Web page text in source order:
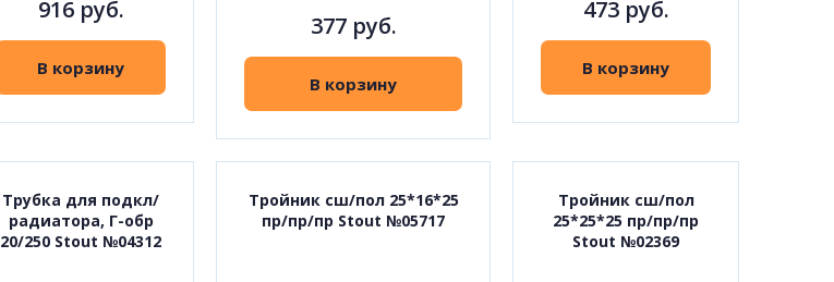
916 руб.
В корзину
377 руб.
В корзину
473 руб.
В корзину
Трубка для подкл/
радиатора, Г-обр
20/250 Stout №04312
Тройник сш/пол 25*16*25
пр/пр/пр Stout №05717
Тройник сш/пол
25*25*25 пр/пр/пр
Stout №02369